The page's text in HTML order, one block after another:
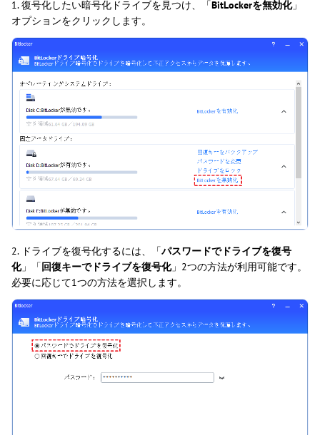
1. 復号化したい暗号化ドライブを見つけ、「BitLockerを無効化」
オプションをクリックします。
2. ドライブを復号化するには、「パスワードでドライブを復号
化」「回復キーでドライブを復号化」2つの方法が利用可能です。
必要に応じて1つの方法を選択します。